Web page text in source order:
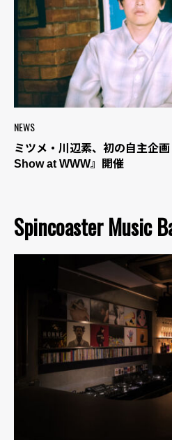
NEWS
ミツメ・川辺素、初の自主企
Show at WWW』開催
Spincoaster Music